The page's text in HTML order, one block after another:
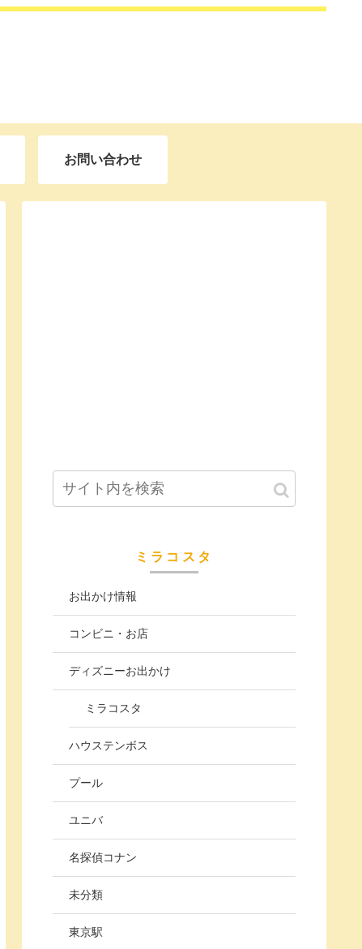
お問い合わせ
ミラコスタ
お出かけ情報
コンビニ・お店
ディズニーお出かけ
ミラコスタ
ハウステンボス
プール
ユニバ
名探偵コナン
未分類
東京駅